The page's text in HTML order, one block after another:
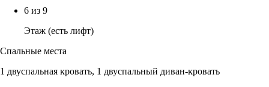
6 из 9
Этаж (есть лифт)
Спальные места
1 двуспальная кровать, 1 двуспальный диван-кровать